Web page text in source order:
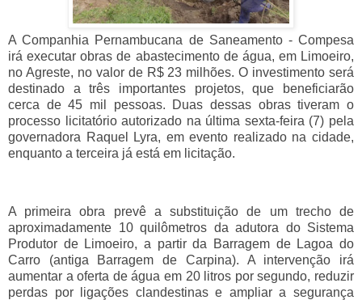
A Companhia Pernambucana de Saneamento - Compesa
irá executar obras de abastecimento de água, em Limoeiro,
no Agreste, no valor de R$ 23 milhões. O investimento será
destinado a três importantes projetos, que beneficiarão
cerca de 45 mil pessoas. Duas dessas obras tiveram o
processo licitatório autorizado na última sexta-feira (7) pela
governadora Raquel Lyra, em evento realizado na cidade,
enquanto a terceira já está em licitação.
A primeira obra prevê a substituição de um trecho de
aproximadamente 10 quilômetros da adutora do Sistema
Produtor de Limoeiro, a partir da Barragem de Lagoa do
Carro (antiga Barragem de Carpina). A intervenção irá
aumentar a oferta de água em 20 litros por segundo, reduzir
perdas por ligações clandestinas e ampliar a segurança